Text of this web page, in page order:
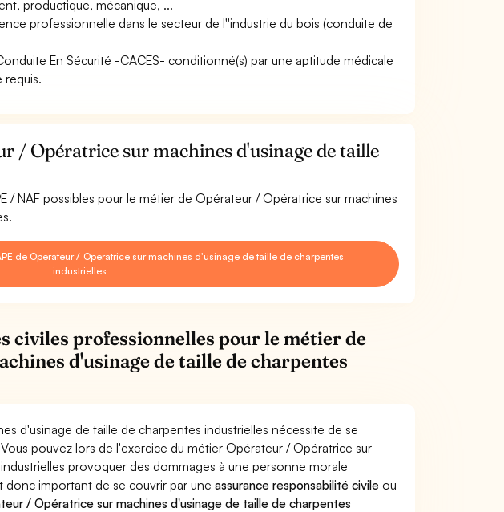
productique, mécanique, ...
professionnelle dans le secteur de l''industrie du bois (conduite de
En Sécurité -CACES- conditionné(s) par une aptitude médicale
requis.
/ Opératrice sur machines d'usinage de taille
/ NAF possibles pour le métier de Opérateur / Opératrice sur machines
de Opérateur / Opératrice sur machines d'usinage de taille de charpentes
industrielles
civiles professionnelles pour le métier de
d'usinage de taille de charpentes
d'usinage de taille de charpentes industrielles nécessite de se
pouvez lors de l'exercice du métier Opérateur / Opératrice sur
provoquer des dommages à une personne morale
donc important de se couvrir par uneassurance responsabilité civile ou
/ Opératrice sur machines d'usinage de taille de charpentes